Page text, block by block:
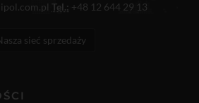
Tel.: +48 12 644 29 13
sieć sprzedaży